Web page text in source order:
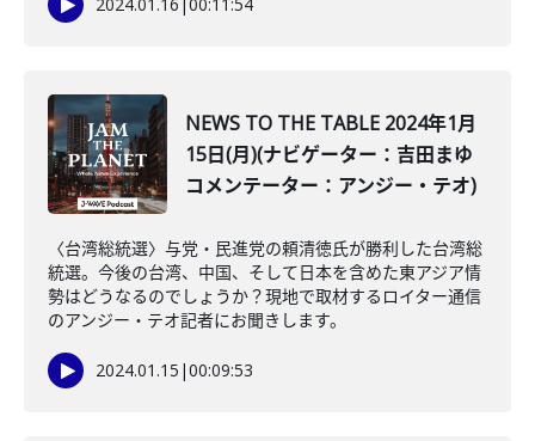
NEWS TO THE TABLE 2024年1月
15日(月)(ナビゲーター：吉田まゆ
コメンテーター：アンジー・テオ)
〈台湾総統選〉与党・民進党の頼清徳氏が勝利した台湾総
統選。今後の台湾、中国、そして日本を含めた東アジア情
勢はどうなるのでしょうか？現地で取材するロイター通信
のアンジー・テオ記者にお聞きします。
2024.01.15 |00:09:53